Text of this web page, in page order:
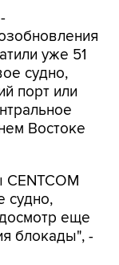
уже 51
судно,
порт или
Востоке
CENTCOM
судно,
еще
блокады", -